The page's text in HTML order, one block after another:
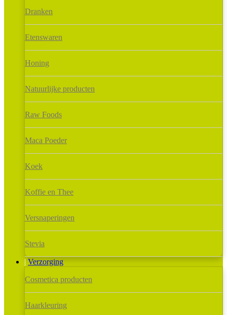
Dranken
Etenswaren
Honing
Natuurlijke producten
Raw Foods
Maca Poeder
Koek
Koffie en Thee
Versnaperingen
Stevia
Verzorging
Cosmetica producten
Haarkleuring